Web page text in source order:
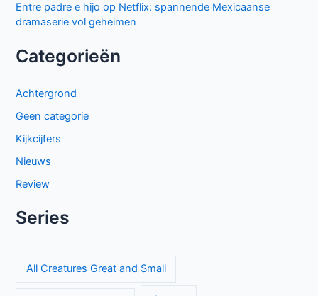
Entre padre e hijo op Netflix: spannende Mexicaanse
dramaserie vol geheimen
Categorieën
Achtergrond
Geen categorie
Kijkcijfers
Nieuws
Review
Series
All Creatures Great and Small